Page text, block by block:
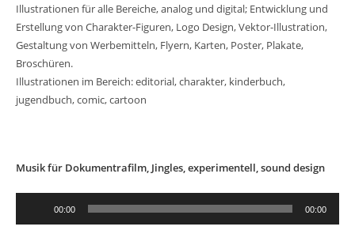
Illustrationen für alle Bereiche, analog und digital; Entwicklung und
Erstellung von Charakter-Figuren, Logo Design, Vektor-Illustration,
Gestaltung von Werbemitteln, Flyern, Karten, Poster, Plakate,
Broschüren.
Illustrationen im Bereich: editorial, charakter, kinderbuch,
jugendbuch, comic, cartoon
Musik für Dokumentrafilm, Jingles, experimentell, sound design
00:00 00:00